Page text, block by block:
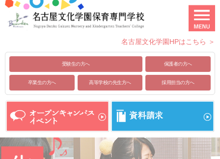
名古屋文化学園HPはこちら ＞
受験生の方へ 保護者の方へ
卒業生の方へ 高等学校の先生方へ 採用担当の方へ